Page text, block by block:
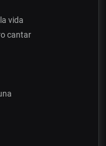
vida
cantar